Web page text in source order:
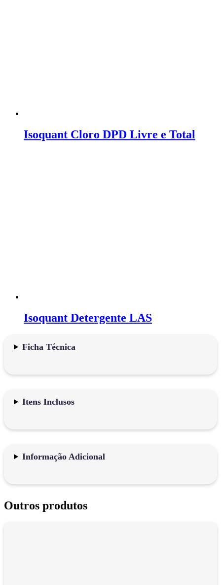
Isoquant Cloro DPD Livre e Total
Isoquant Detergente LAS
Ficha Técnica
Itens Inclusos
Informação Adicional
Outros produtos